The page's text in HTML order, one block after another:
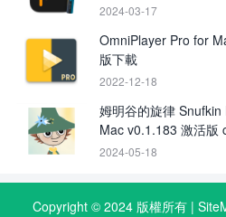
2024-03-17
OmniPlayer Pro for
版下載
2022-12-18
姆明谷的旋律
Mac v0.1.183 激活版
2024-05-18
Copyright © 2024 版權所有 |